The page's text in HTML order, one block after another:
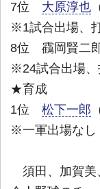
7位 大原淳也
※1試合出場、
8位 靍岡賢二郎
※24試合出場、
★育成
1位 松下一郎
※一軍出場なし
須田、加賀美